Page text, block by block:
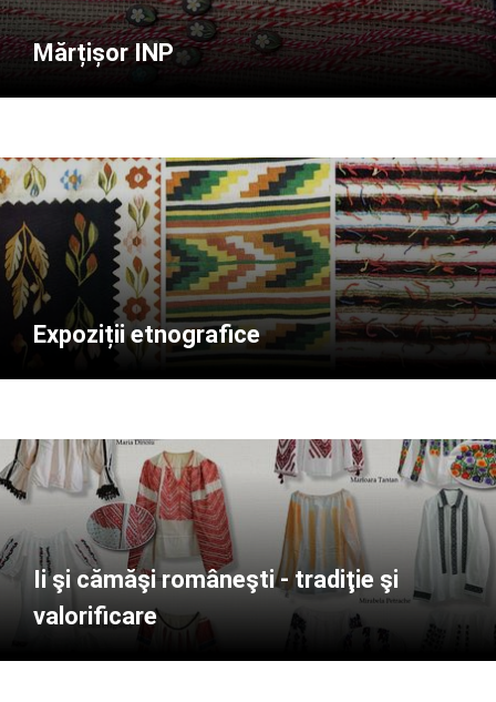
Mărțișor INP
Expoziții etnografice
Ii şi cămăşi româneşti - tradiţie şi
valorificare